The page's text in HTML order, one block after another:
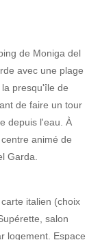
de Moniga del
avec une plage
presqu'île de
de faire un tour
depuis l'eau. À
animé de
Garda.
italien (choix
salon
logement. Espace